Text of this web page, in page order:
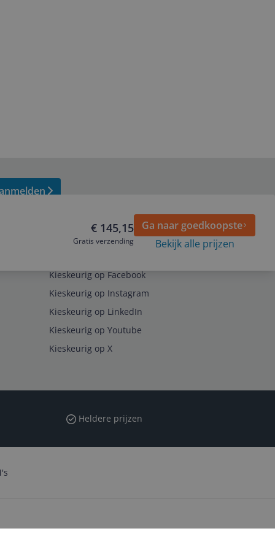
€ 145,15
Gratis verzending
Ga naar goedkoopste
Bekijk alle prijzen
Kieskeurig op Facebook
Kieskeurig op Instagram
Kieskeurig op LinkedIn
Kieskeurig op Youtube
Kieskeurig op X
Heldere prijzen